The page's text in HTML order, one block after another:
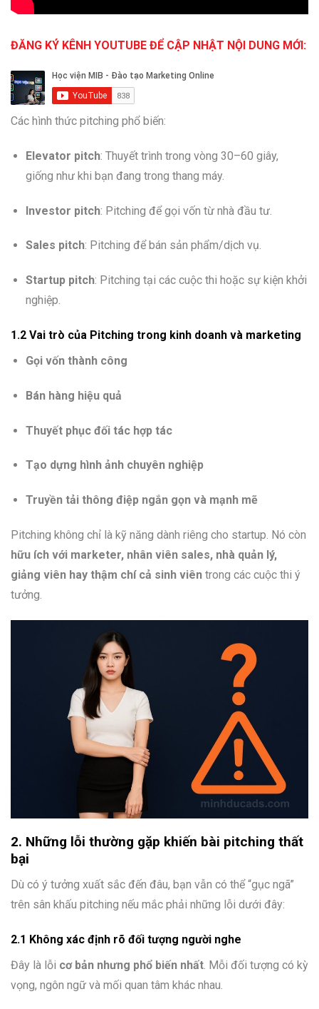
ĐĂNG KÝ KÊNH YOUTUBE ĐỂ CẬP NHẬT NỘI DUNG MỚI:
Các hình thức pitching phổ biến:
Elevator pitch: Thuyết trình trong vòng 30–60 giây,
giống như khi bạn đang trong thang máy.
Investor pitch: Pitching để gọi vốn từ nhà đầu tư.
Sales pitch: Pitching để bán sản phẩm/dịch vụ.
Startup pitch: Pitching tại các cuộc thi hoặc sự kiện khởi
nghiệp.
1.2 Vai trò của Pitching trong kinh doanh và marketing
Gọi vốn thành công
Bán hàng hiệu quả
Thuyết phục đối tác hợp tác
Tạo dựng hình ảnh chuyên nghiệp
Truyền tải thông điệp ngắn gọn và mạnh mẽ
Pitching không chỉ là kỹ năng dành riêng cho startup. Nó còn
hữu ích với marketer, nhân viên sales, nhà quản lý,
giảng viên hay thậm chí cả sinh viên trong các cuộc thi ý
tưởng.
2. Những lỗi thường gặp khiến bài pitching thất
bại
Dù có ý tưởng xuất sắc đến đâu, bạn vẫn có thể “gục ngã”
trên sân khấu pitching nếu mắc phải những lỗi dưới đây:
2.1 Không xác định rõ đối tượng người nghe
Đây là lỗi cơ bản nhưng phổ biến nhất . Mỗi đối tượng có kỳ
vọng, ngôn ngữ và mối quan tâm khác nhau.